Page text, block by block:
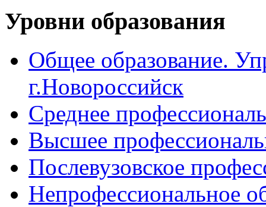
Уровни образования
Общее образование.
г.Новороссийск
Среднее
Высшее
Послевузовское
Непрофессиональное